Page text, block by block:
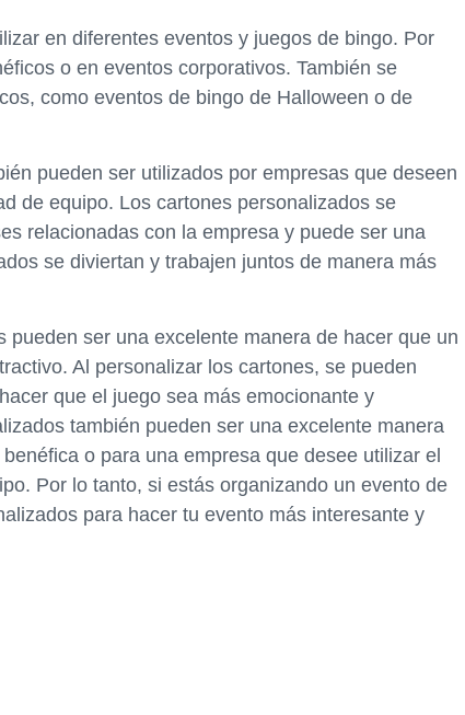
en diferentes eventos y juegos de bingo. Por
o en eventos corporativos. También se
como eventos de bingo de Halloween o de
pueden ser utilizados por empresas que deseen
de equipo. Los cartones personalizados se
relacionadas con la empresa y puede ser una
se diviertan y trabajen juntos de manera más
ser una excelente manera de hacer que un
Al personalizar los cartones, se pueden
que el juego sea más emocionante y
también pueden ser una excelente manera
o para una empresa que desee utilizar el
Por lo tanto, si estás organizando un evento de
para hacer tu evento más interesante y